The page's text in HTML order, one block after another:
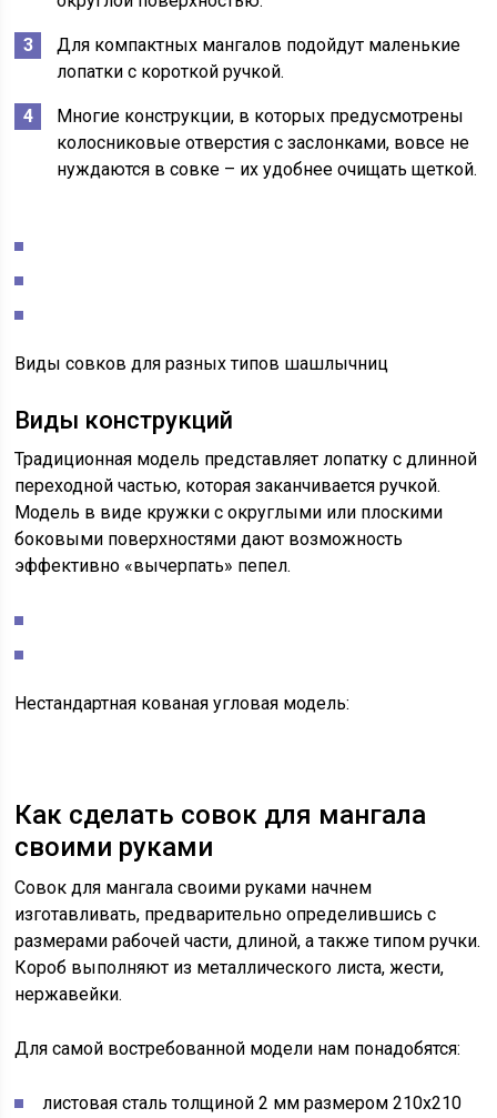
Для компактных мангалов подойдут маленькие
лопатки с короткой ручкой.
Многие конструкции, в которых предусмотрены
колосниковые отверстия с заслонками, вовсе не
нуждаются в совке – их удобнее очищать щеткой.
Виды совков для разных типов шашлычниц
Виды конструкций
Традиционная модель представляет лопатку с длинной
переходной частью, которая заканчивается ручкой.
Модель в виде кружки с округлыми или плоскими
боковыми поверхностями дают возможность
эффективно «вычерпать» пепел.
Нестандартная кованая угловая модель:
Как сделать совок для мангала
своими руками
Совок для мангала своими руками начнем
изготавливать, предварительно определившись с
размерами рабочей части, длиной, а также типом ручки.
Короб выполняют из металлического листа, жести,
нержавейки.
Для самой востребованной модели нам понадобятся:
листовая сталь толщиной 2 мм размером 210х210